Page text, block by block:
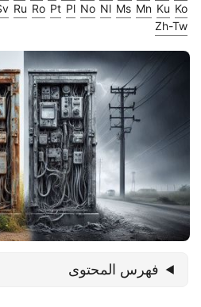
Ko
Ku
Mn
Ms
Nl
No
Pl
Pt
Ro
Ru
Zh-Tw
فهرس المحتوى